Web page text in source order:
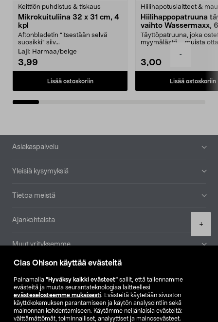
Clas Ohlson käyttää evästeitä
Painamalla ”Hyväksy kaikki evästeet” sallit, että tallennamme
evästeitä ja muuta seurantateknologiaa laitteellesi
evästeselosteemme mukaisesti. Evästeitä käytetään sivuston
käyttökokemuksen parantamiseen ja käytön analysointiin sekä
mainonnan kohdentamiseen. Käytämme neljänlaisia evästeitä:
välttämättömät, toiminnalliset, analyyttiset ja mainosevästeet.
-
+
Keittiön puhdistus & tiskaus
Mikrokuituliina 32 x 31 cm, 4
kpl
Aftonbladetin "itsestään selvä
suosikki" siiv...
Laji: Harmaa/beige
3,99
Lisää ostoskoriin
Hiilihapotuslaitteet &
Hiilihappopatruuna
vaihto Wassermaxx,
Täyttöpatruuna, joka
myymälästä – muista
3,00
Lisää ostoskoriin
Alatunniste
Asiakaspalvelu
Yleisiä kysymyksiä
Tietoa meistä
Ajankohtaista
Muut yrityksemme
Etsi myymälä
SE NO FI
FI SV